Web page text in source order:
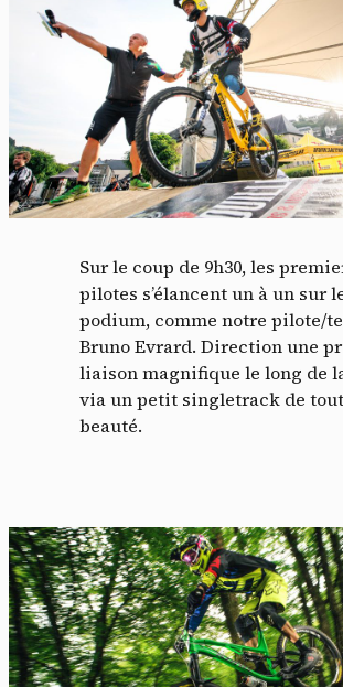
Sur le coup de 9h30, les
pilotes s’élancent un à un sur
podium, comme notre pilote/
Bruno Evrard. Direction une
liaison magnifique le long de
via un petit singletrack de
beauté.